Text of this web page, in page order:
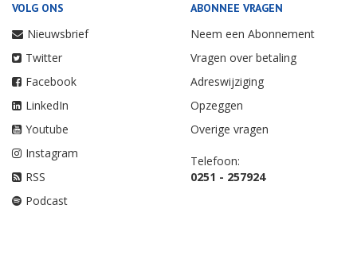
VOLG ONS
Nieuwsbrief
Twitter
Facebook
LinkedIn
Youtube
Instagram
RSS
Podcast
ABONNEE VRAGEN
Neem een Abonnement
Vragen over betaling
Adreswijziging
Opzeggen
Overige vragen
Telefoon:
0251 - 257924